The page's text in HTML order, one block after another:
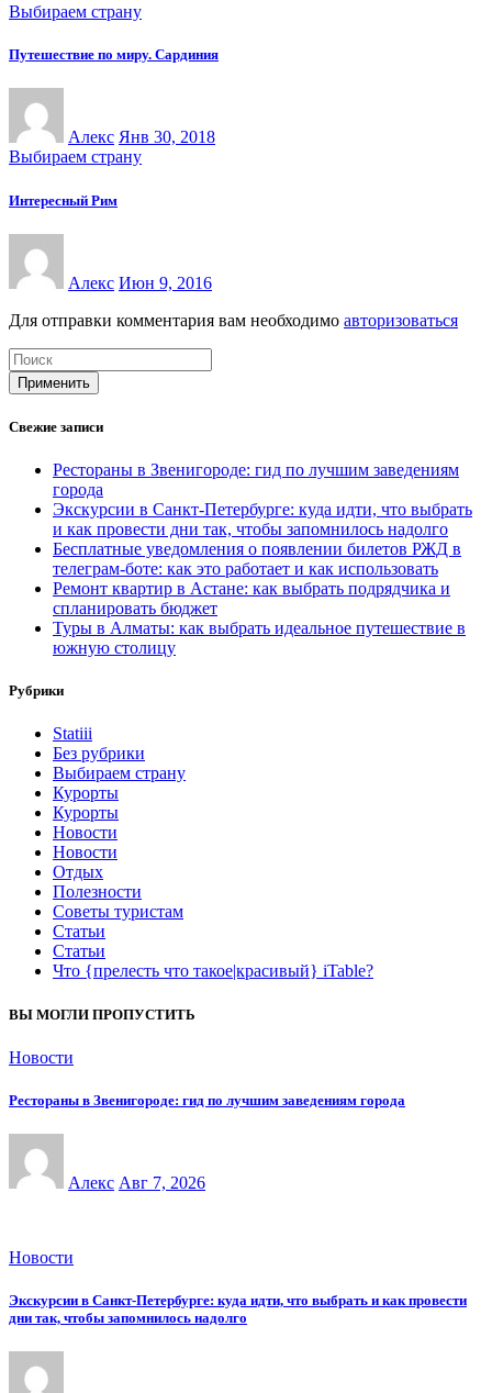
Выбираем страну
Путешествие по миру. Сардиния
Алекс Янв 30, 2018
Выбираем страну
Интересный Рим
Алекс Июн 9, 2016
Для отправки комментария вам необходимо авторизоваться
Применить
Свежие записи
Рестораны в Звенигороде: гид по лучшим заведениям
города
Экскурсии в Санкт-Петербурге: куда идти, что выбрать
и как провести дни так, чтобы запомнилось надолго
Бесплатные уведомления о появлении билетов РЖД в
телеграм-боте: как это работает и как использовать
Ремонт квартир в Астане: как выбрать подрядчика и
спланировать бюджет
Туры в Алматы: как выбрать идеальное путешествие в
южную столицу
Рубрики
Statiii
Без рубрики
Выбираем страну
Курорты
Курорты
Новости
Новости
Отдых
Полезности
Советы туристам
Статьи
Статьи
Что {прелесть что такое|красивый} iTable?
ВЫ МОГЛИ ПРОПУСТИТЬ
Новости
Рестораны в Звенигороде: гид по лучшим заведениям города
Алекс Авг 7, 2026
Новости
Экскурсии в Санкт-Петербурге: куда идти, что выбрать и как провести
дни так, чтобы запомнилось надолго